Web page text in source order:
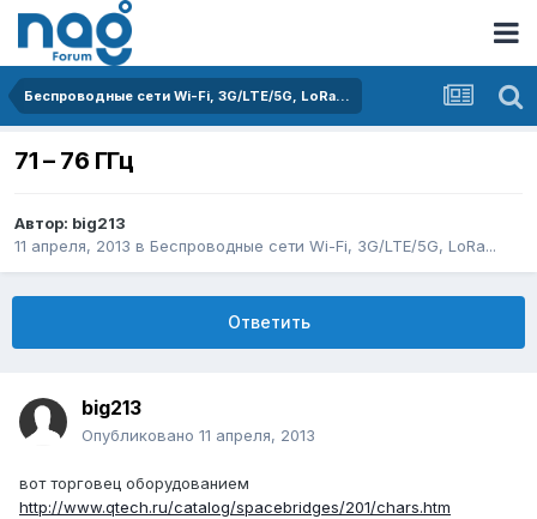
Беспроводные сети Wi-Fi, 3G/LTE/5G, LoRa...
71 – 76 ГГц
Автор: big213
11 апреля, 2013 в Беспроводные сети Wi-Fi, 3G/LTE/5G, LoRa...
Ответить
big213
Опубликовано 11 апреля, 2013
вот торговец оборудованием
http://www.qtech.ru/catalog/spacebridges/201/chars.htm